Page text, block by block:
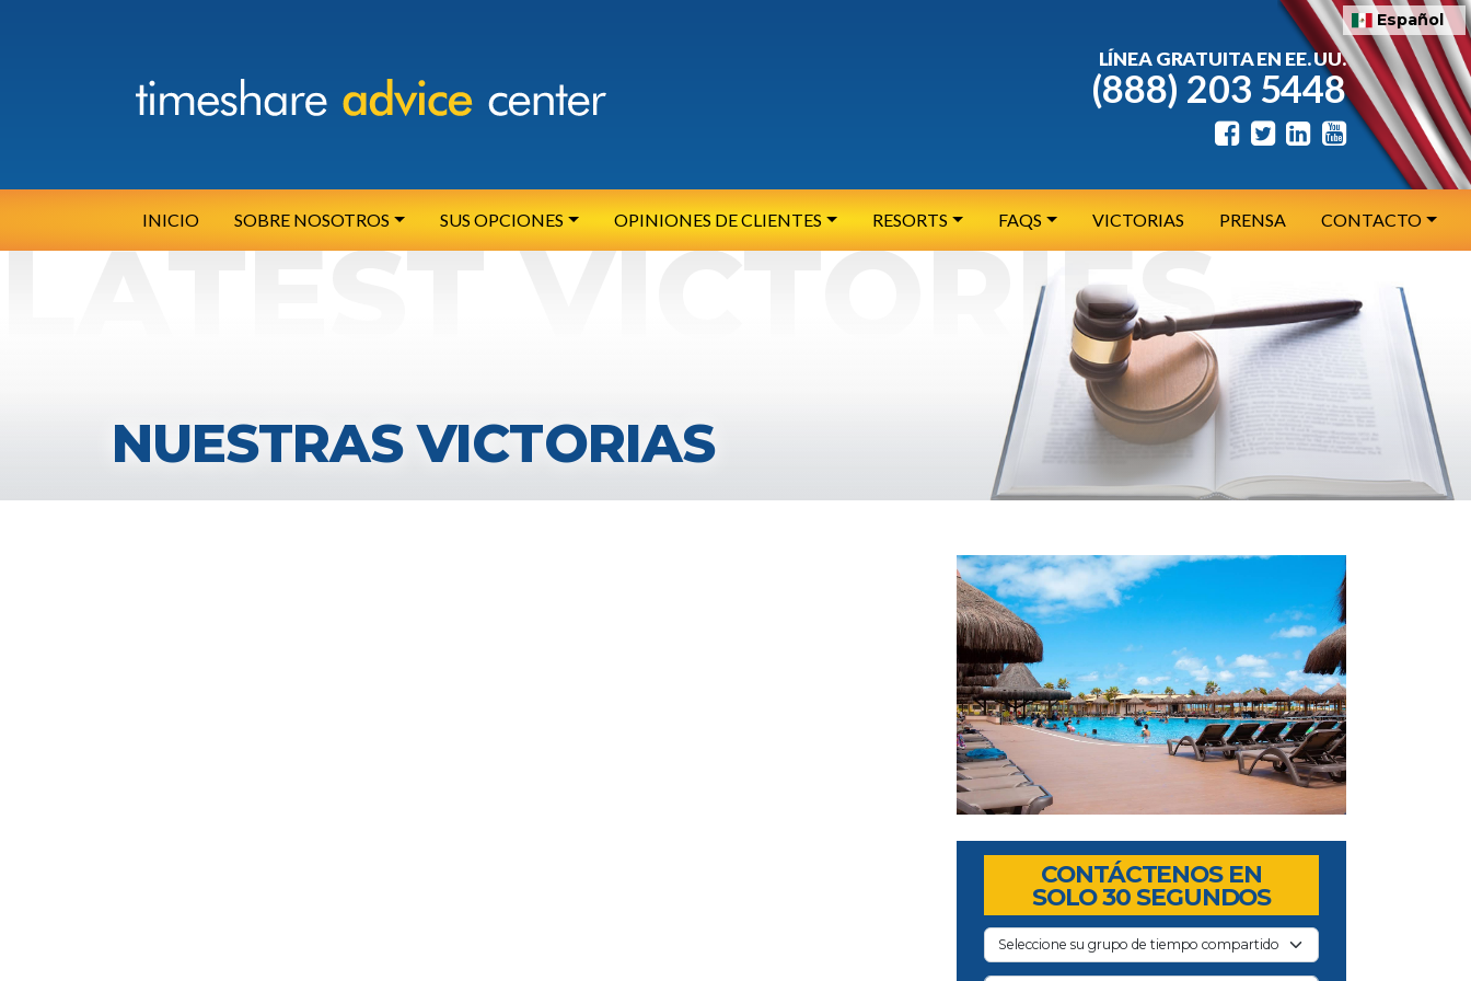
LÍNEA GRATUITA EN EE. UU.
(888) 203 5448
INICIO SOBRE NOSOTROS SUS OPCIONES OPINIONES DE CLIENTES RESORTS FAQS VICTORIAS PRENSA CONTACTO
Español
NUESTRAS VICTORIAS
CONTÁCTENOS EN
SOLO 30 SEGUNDOS